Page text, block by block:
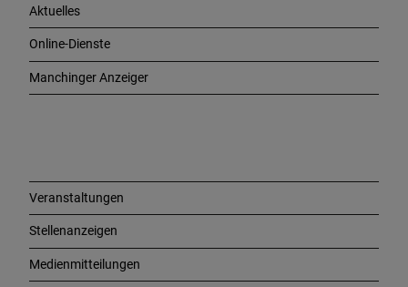
Aktuelles
Online-Dienste
Manchinger Anzeiger
Veranstaltungen
Stellenanzeigen
Medienmitteilungen